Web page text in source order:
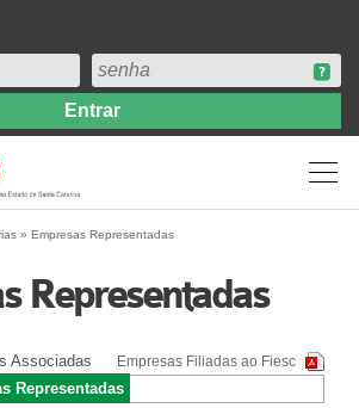
» Empresas Representadas
Representadas
Empresas Filiadas ao Fiesc
Associadas
Representadas